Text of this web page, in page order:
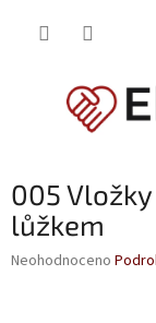
005
lůžkem
Průměrné
Neohodnoceno